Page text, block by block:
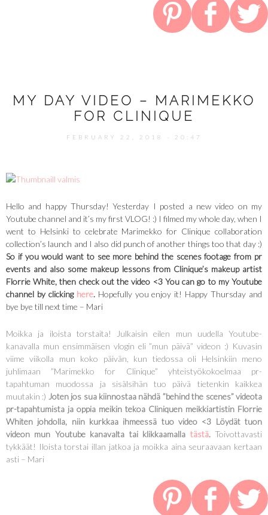
MY DAY VIDEO – MARIMEKKO
FOR CLINIQUE
FEBRUARY 22, 2018 - 20:47
Hello and happy Thursday! Yesterday I posted a new video on my
Youtube channel and it’s my first VLOG! :) I filmed my whole day, when I
went to Helsinki to celebrate Marimekko for Clinique collaboration
collection’s launch and I also did punch of another things too that day :)
So if you would want to see more behind the scenes footage from pr
events and also some makeup lessons from Clinique’s makeup artist
Florrie White, then check out the video <3 You can go to my Youtube
channel by clicking here.Hopefully you enjoy it! Happy Thursday and
bye bye till next time – Mari
Moikka ja iloista torstaita! Julkaisin eilen mun uudella Youtube-
kanavalla mun ensimmäisen vlogin eli ”mun päivä” videon :) Kuvasin
viime viikolla mun koko päivän, kun tiedossa oli Helsinkiin meno
juhlimaan ”Marimekko for Clinique” yhteistyökokoelmaa pr-
tapahtuman muodossa ja sisälsihän tuo päivä tietenkin kaikkea
muutakin :) Joten jos sua kiinnostaa nähdä ”behind the scenes” videota
pr-tapahtumista ja oppia meikin tekoa Cliniquen meikkiartistin Florrie
Whiten johdolla, niin kurkkaa ihmeessä tuo video <3 Löydät tuon
videon mun Youtube kanavalta tai klikkaamalla tästä.Toivottavasti
tykkäät! Iloista torstai illan jatkoa ja moikka aina seuraavaan kertaan
asti – Mari